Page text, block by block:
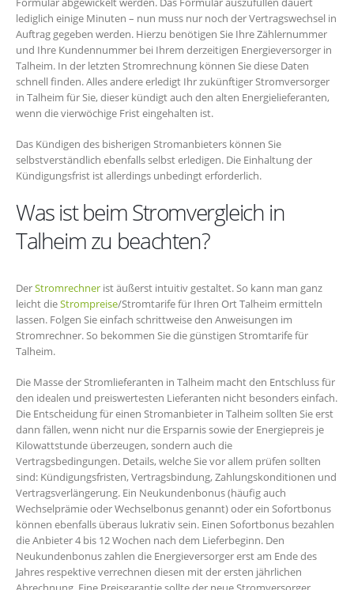
lediglich einige Minuten – nun muss nur noch der Vertragswechsel in
Auftrag gegeben werden. Hierzu benötigen Sie Ihre Zählernummer
und Ihre Kundennummer bei Ihrem derzeitigen Energieversorger in
Talheim. In der letzten Stromrechnung können Sie diese Daten
schnell finden. Alles andere erledigt Ihr zukünftiger Stromversorger
in Talheim für Sie, dieser kündigt auch den alten Energielieferanten,
wenn die vierwöchige Frist eingehalten ist.
Das Kündigen des bisherigen Stromanbieters können Sie
selbstverständlich ebenfalls selbst erledigen. Die Einhaltung der
Kündigungsfrist ist allerdings unbedingt erforderlich.
Was ist beim Stromvergleich in
Talheim zu beachten?
DerStromrechner ist äußerst intuitiv gestaltet. So kann man ganz
leicht dieStrompreise/Stromtarife für Ihren Ort Talheim ermitteln
lassen. Folgen Sie einfach schrittweise den Anweisungen im
Stromrechner. So bekommen Sie die günstigen Stromtarife für
Talheim.
Die Masse der Stromlieferanten in Talheim macht den Entschluss für
den idealen und preiswertesten Lieferanten nicht besonders einfach.
Die Entscheidung für einen Stromanbieter in Talheim sollten Sie erst
dann fällen, wenn nicht nur die Ersparnis sowie der Energiepreis je
Kilowattstunde überzeugen, sondern auch die
Vertragsbedingungen. Details, welche Sie vor allem prüfen sollten
sind: Kündigungsfristen, Vertragsbindung, Zahlungskonditionen und
Vertragsverlängerung. Ein Neukundenbonus (häufig auch
Wechselprämie oder Wechselbonus genannt) oder ein Sofortbonus
können ebenfalls überaus lukrativ sein. Einen Sofortbonus bezahlen
die Anbieter 4 bis 12 Wochen nach dem Lieferbeginn. Den
Neukundenbonus zahlen die Energieversorger erst am Ende des
Jahres respektive verrechnen diesen mit der ersten jährlichen